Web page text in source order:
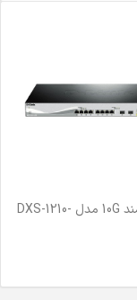
سوییچ هوشمند 10G مدل DXS-1210-